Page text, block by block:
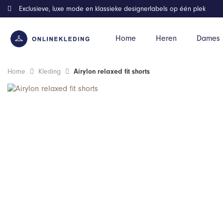
Home Heren Dames
Exclusieve, luxe mode en klassieke designerlabels op één plek
Home Kleding Airylon relaxed fit shorts